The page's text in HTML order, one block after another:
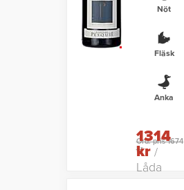
Nöt
Fläsk
Anka
Ord. pris 1674
kr
1314
kr/
Låda